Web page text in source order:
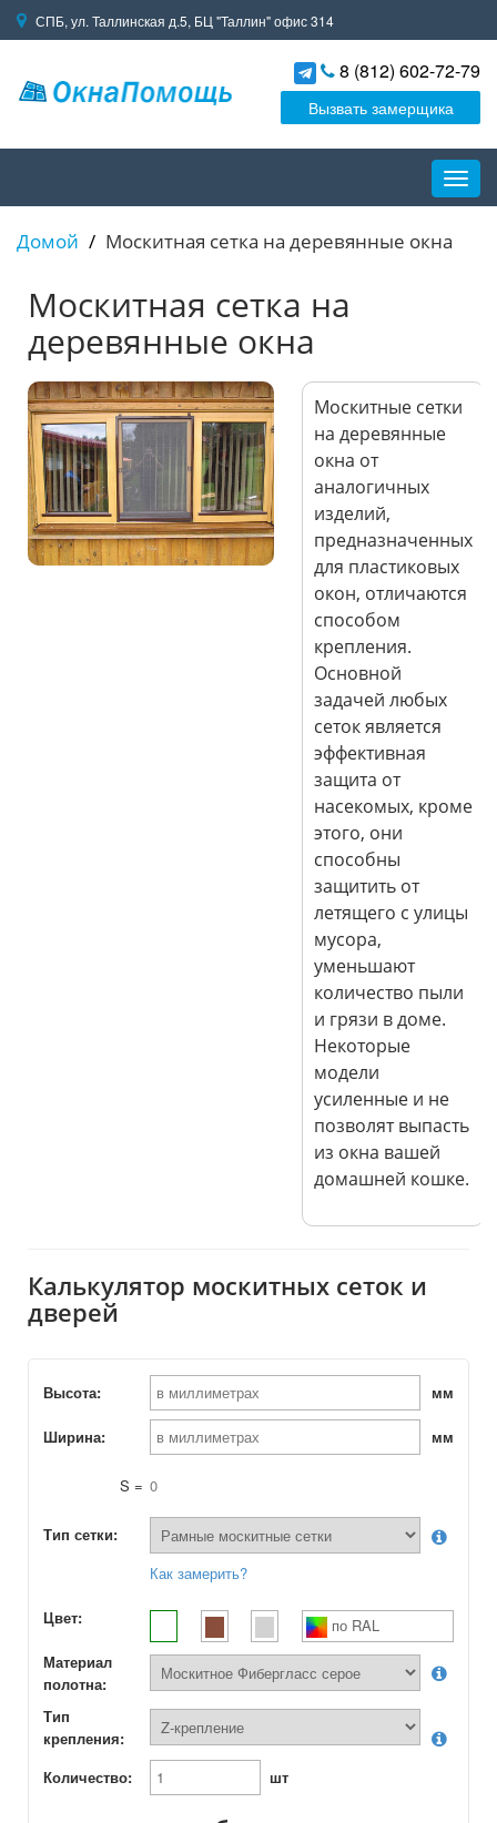
СПБ, ул. Таллинская д.5, БЦ "Таллин" офис 314
8 (812) 602-72-79
Вызвать замерщика
Домой Москитная сетка на деревянные окна
Москитная сетка на
деревянные окна
Москитные сетки
на деревянные
окна от
аналогичных
изделий,
предназначенных
для пластиковых
окон, отличаются
способом
крепления.
Основной
задачей любых
сеток является
эффективная
защита от
насекомых, кроме
этого, они
способны
защитить от
летящего с улицы
мусора,
уменьшают
количество пыли
и грязи в доме.
Некоторые
модели
усиленные и не
позволят выпасть
из окна вашей
домашней кошке.
Калькулятор москитных сеток и
дверей
Высота: мм
Ширина: мм
S = 0
Тип сетки:
Как замерить?
Цвет:
по RAL
Материал
полотна:
Тип
крепления:
Количество:
шт